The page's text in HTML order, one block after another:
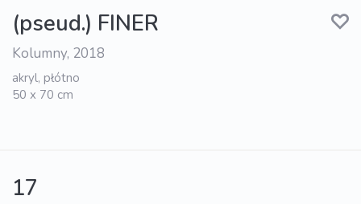
(pseud.) FINER
Kolumny, 2018
akryl, płótno
50 x 70 cm
17